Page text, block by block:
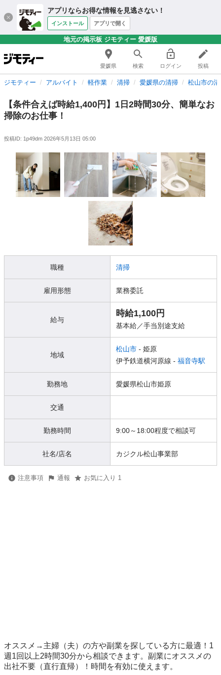
アプリならお得な情報を見逃さない！
インストール アプリで開く
地元の掲示板 ジモティー 愛媛版
愛媛県 検索 ログイン 投稿
ジモティー アルバイト 軽作業 清掃 愛媛県の清掃 松山市の
【条件合えば時給1,400円】1日2時間30分、簡単なお
掃除のお仕事！
投稿ID: 1p49dm 2026年5月13日 05:00
職種 清掃
雇用形態 業務委託
給与
時給1,100円
基本給／手当別途支給
地域
松山市 - 姫原
伊予鉄道横河原線 - 福音寺駅
勤務地 愛媛県松山市姫原
交通
勤務時間 9:00～18:00程度で相談可
社名/店名 カジクル松山事業部
注意事項 通報 お気に入り 1
オススメ→主婦（夫）の方や副業を探している方に最適！1
週1回以上2時間30分から相談できます。副業にオススメの
出社不要（直行直帰）！時間を有効に使えます。